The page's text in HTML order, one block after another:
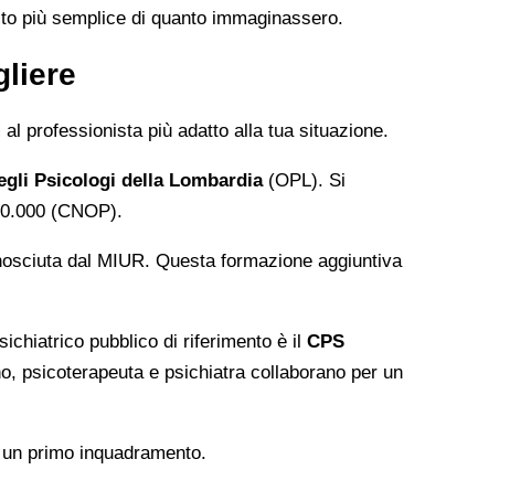
più semplice di quanto immaginassero.
professionista più adatto alla tua situazione.
Psicologi della Lombardia(OPL). Si
(CNOP).
dal MIUR. Questa formazione aggiuntiva
pubblico di riferimento è il CPS
psicoterapeuta e psichiatra collaborano per un
primo inquadramento.